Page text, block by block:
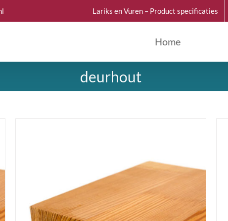
Lariks en Vuren – Product specificaties
Home
deurhout
DETAILS